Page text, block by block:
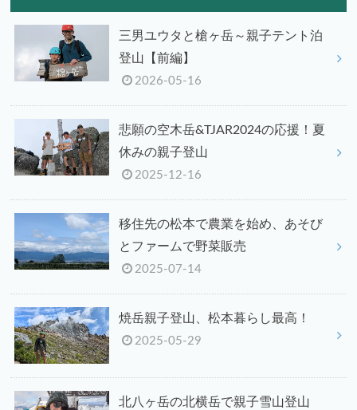
三男ユウタと槍ヶ岳～親子テント泊
登山【前編】
2026-05-16
悲願の空木岳&TJAR2024の応援！夏
休みの親子登山
2025-12-16
移住先の松本で農業を始め、あそび
とファームで野菜販売
2025-07-14
焼岳親子登山、松本暮らし最高！
2025-05-29
北八ヶ岳の北横岳で親子雪山登山